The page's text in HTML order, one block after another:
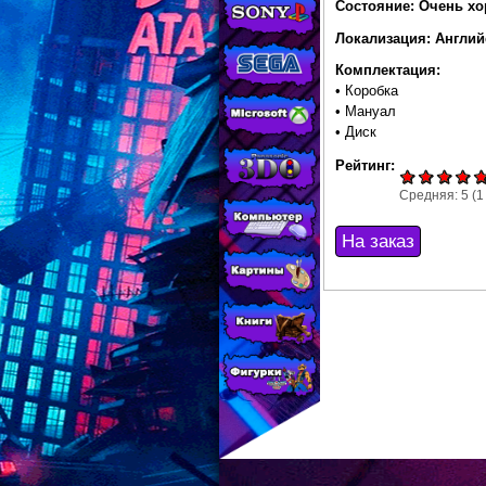
МАГАЗИНЕ
CONSOLESSHOP
Состояние: Очень
Локализация:
Комплектация:
• Коробка
• Мануал
• Диск
Рейтинг:
Средняя: 5 (1